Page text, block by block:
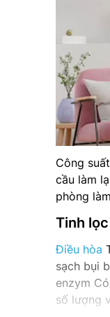
Công
cầu làm
phòng
Tinh
Điều hòa
sạch bụi
enzym
số lượng